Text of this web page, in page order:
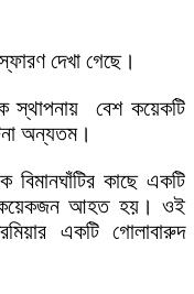
দেখা গেছে।
স্থাপনায় বেশ কয়েকটি
অন্যতম।
বিমানঘাঁটির কাছে একটি
কয়েকজন আহত হয়। ওই
একটি গোলাবারুদ